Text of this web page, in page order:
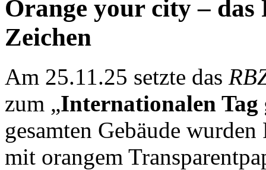
Orange your city –
Zeichen
Am 25.11.25 setzte das
zum „Internationalen Tag
gesamten Gebäude
mit orangem